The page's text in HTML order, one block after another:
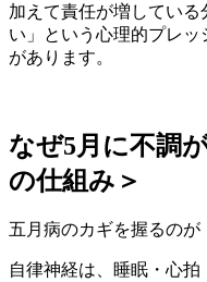
加えて責任が増してい
い」という心理的プレ
があります。
なぜ5月に不調
の仕組み＞
五月病のカギを握るのが
自律神経は、睡眠・心